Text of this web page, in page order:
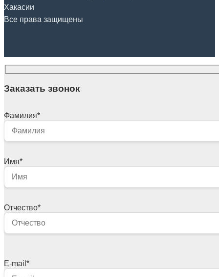
Хакасии
Все права защищены
Заказать звонок
Фамилия*
Имя*
Отчество*
E-mail *